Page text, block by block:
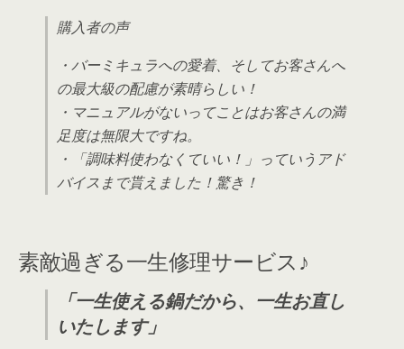
購入者の声
・バーミキュラへの愛着、そしてお客さんへ
の最大級の配慮が素晴らしい！
・マニュアルがないってことはお客さんの満
足度は無限大ですね。
・「調味料使わなくていい！」っていうアド
バイスまで貰えました！驚き！
素敵過ぎる一生修理サービス♪
「一生使える鍋だから、一生お直し
いたします」